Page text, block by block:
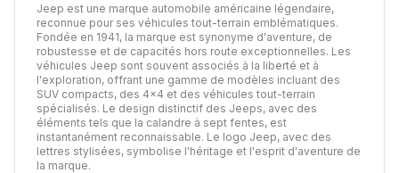
Jeep est une marque automobile américaine légendaire,
reconnue pour ses véhicules tout-terrain emblématiques.
Fondée en 1941, la marque est synonyme d'aventure, de
robustesse et de capacités hors route exceptionnelles. Les
véhicules Jeep sont souvent associés à la liberté et à
l'exploration, offrant une gamme de modèles incluant des
SUV compacts, des 4x4 et des véhicules tout-terrain
spécialisés. Le design distinctif des Jeeps, avec des
éléments tels que la calandre à sept fentes, est
instantanément reconnaissable. Le logo Jeep, avec des
lettres stylisées, symbolise l'héritage et l'esprit d'aventure de
la marque.